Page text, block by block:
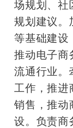
场规划、社
规划建议。
等基础建设
推动电子商
流通行业。
工作，推进
销售，推动
设。负责商